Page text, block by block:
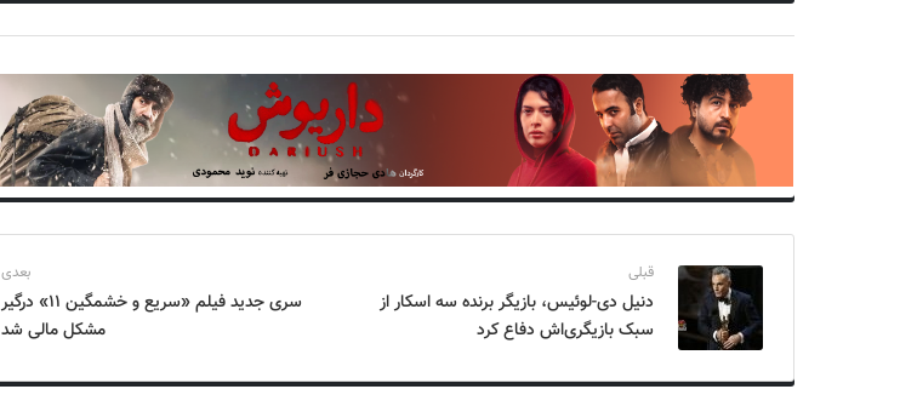
قبلی
دنیل دی-لوئیس، بازیگر برنده سه اسکار از
سبک بازیگری‌اش دفاع کرد
بعدی
سری جدید فیلم «سریع و خشمگین ۱۱» درگیر
مشکل مالی شد